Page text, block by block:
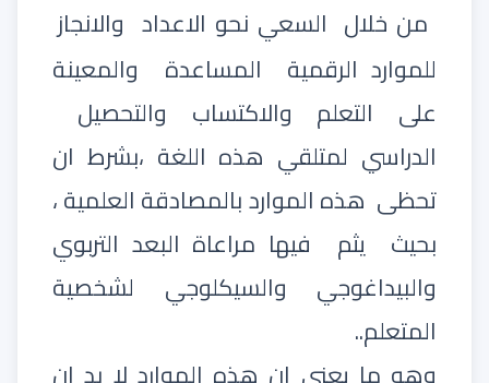
من خلال السعي نحو الاعداد والانجاز
للموارد الرقمية
المساعدة
والمعينة
على التعلم والاكتساب والتحصيل
الدراسي لمتلقي هذه اللغة ،بشرط ان
تحظى هذه الموارد بالمصادقة العلمية ،
بحيث
يثم
فيها مراعاة البعد التربوي
والبيداغوجي والسيكلوجي لشخصية
المتعلم..